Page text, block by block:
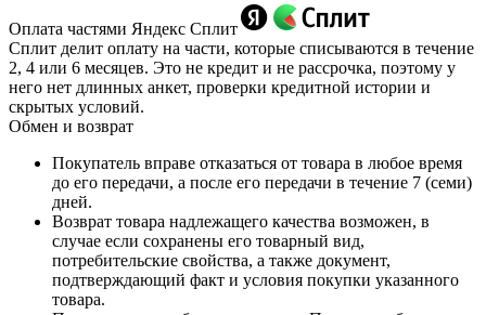
Оплата частями Яндекс Сплит
Сплит делит оплату на части, которые списываются в течение
2, 4 или 6 месяцев. Это не кредит и не рассрочка, поэтому у
него нет длинных анкет, проверки кредитной истории и
скрытых условий.
Обмен и возврат
Покупатель вправе отказаться от товара в любое время
до его передачи, а после его передачи в течение 7 (семи)
дней.
Возврат товара надлежащего качества возможен, в
случае если сохранены его товарный вид,
потребительские свойства, а также документ,
подтверждающий факт и условия покупки указанного
товара.